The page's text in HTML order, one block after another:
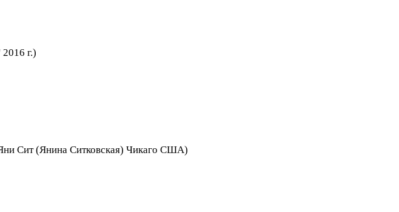
г.)
Сит (Янина Ситковская) Чикаго США)